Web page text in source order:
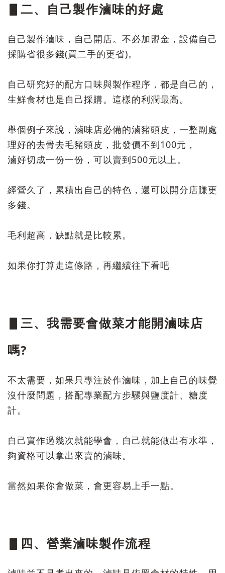
▋二、自己製作滷味的好處
自己製作滷味，自己開店。 不必加盟金，設備自己
採購省很多錢(買二手的更省)。
自己研究好的配方口味與製作程序，都是自己的，
生鮮食材也是自己採購。這樣的利潤最高。
舉個例子來說，滷味店必備的滷豬頭皮， 一整副處
理好的去骨去毛豬頭皮， 批發價不到100元，
滷好切成一份一份，可以賣到500元以上。
經營久了，累積出自己的特色，還可以開分店賺更
多錢。
毛利超高，缺點就是比較累。
如果你打算走這條路，再繼續往下看吧
▋三、我需要會做菜才能開滷味店
嗎?
不太需要，如果只專注於作滷味，加上自己的味覺
沒什麼問題，搭配專業配方步驟與鹽度計、糖度
計。
自己實作過幾次就能學會，自己就能做出有水準，
夠資格可以拿出來賣的滷味。
當然如果你會做菜，會更容易上手一點。
▋四、營業滷味製作流程